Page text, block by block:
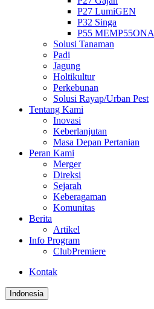
P27 LumiGEN
P32 Singa
P55 MEMP55ONA
Solusi Tanaman
Padi
Jagung
Holtikultur
Perkebunan
Solusi Rayap/Urban Pest
Tentang Kami
Inovasi
Keberlanjutan
Masa Depan Pertanian
Peran Kami
Merger
Direksi
Sejarah
Keberagaman
Komunitas
Berita
Artikel
Info Program
ClubPremiere
Kontak
Indonesia